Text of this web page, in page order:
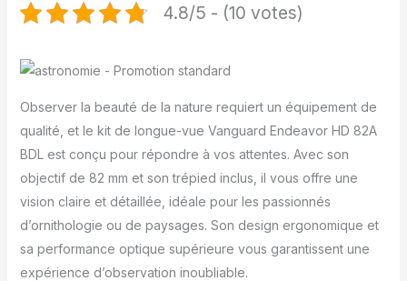
4.8/5 - (10 votes)
Observer la beauté de la nature requiert un équipement de
qualité, et le kit de longue-vue Vanguard Endeavor HD 82A
BDL est conçu pour répondre à vos attentes. Avec son
objectif de 82 mm et son trépied inclus, il vous offre une
vision claire et détaillée, idéale pour les passionnés
d’ornithologie ou de paysages. Son design ergonomique et
sa performance optique supérieure vous garantissent une
expérience d’observation inoubliable.